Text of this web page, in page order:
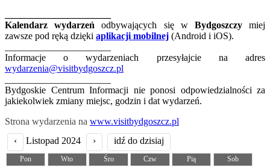
Kalendarz wydarzeń odbywających się w Bydgoszczymiej
zawsze pod ręką dzięki aplikacji mobilnej (Android i iOS).
Informacje o wydarzeniach przesyłajcie na adres
wydarzenia@visitbydgoszcz.pl
Bydgoskie Centrum Informacji nie ponosi odpowiedzialności za
jakiekolwiek zmiany miejsc, godzin i dat wydarzeń.
Strona wydarzenia na www.visitbydgoszcz.pl
‹
Listopad 2024 › idź do dzisiaj
Pon Wto Śro Czw Pią
Sob